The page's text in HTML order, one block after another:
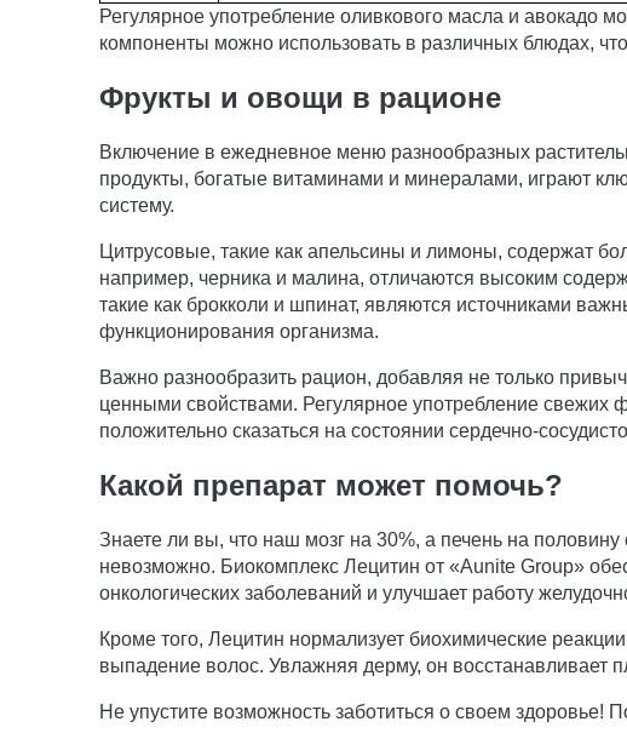
Регулярное употребление оливкового масла и авокадо
компоненты можно использовать в различных блюдах,
Фрукты и овощи в рационе
Включение в ежедневное меню разнообразных
продукты, богатые витаминами и минералами, играют
систему.
Цитрусовые, такие как апельсины и лимоны, содержат
например, черника и малина, отличаются высоким
такие как брокколи и шпинат, являются источниками
функционирования организма.
Важно разнообразить рацион, добавляя не только
ценными свойствами. Регулярное употребление свежих
положительно сказаться на состоянии сердечно-
Какой препарат может помочь?
Знаете ли вы, что наш мозг на 30%, а печень на
невозможно. Биокомплекс Лецитин от «Aunite Group»
онкологических заболеваний и улучшает работу
Кроме того, Лецитин нормализует биохимические
выпадение волос. Увлажняя дерму, он восстанавливает
Не упустите возможность заботиться о своем